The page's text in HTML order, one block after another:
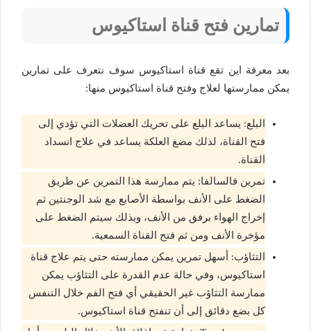
تمارين فتح قناة استاكيوس
بعد معرفة اين تقع قناة استاكيوس سوف نتعرف على تمارين
يمكن ممارستها لعلاج وفتح قناة استاكيوس منها:
البلع: يساعد البلع على تحريك العضلات التي تؤدي إلى
فتح القناة، لذلك مضغ العلكة يساعد في علاج انسداد
القناة.
تمرين فالسالفا: يتم ممارسة هذا التمرين عن طريق
الضغط على الأنف بواسطة الأصابع مع شد الوجنتين ثم
إخراج الهواء برفق من الأنف، وبذلك سيتم الضغط على
مؤخرة الأنف ومن ثم فتح القناة السمعية.
التثاؤب: أسهل تمرين يمكن ممارسته حتى يتم علاج قناة
استاكيوس، وفي حالة عدم القدرة على التثاؤب يمكن
ممارسة التثاؤب غير الحقيقي أي فتح الفم خلال التنفس
كل بضع دقائق إلى أن تنفتح قناة استاكيوس.